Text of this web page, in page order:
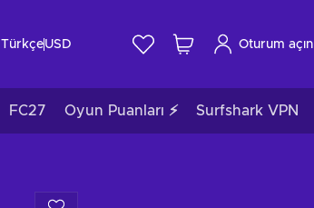
TürkçeUSD Oturum açın
FC27 Oyun Puanları ⚡ Surfshark VPN